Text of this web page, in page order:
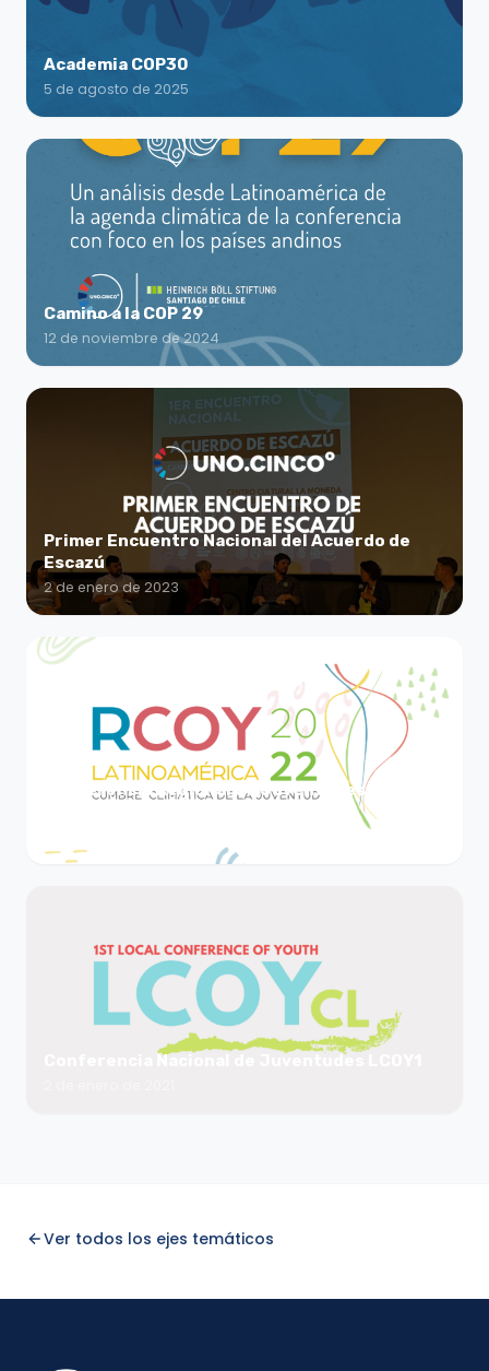
Academia COP30
5 de agosto de 2025
Camino a la COP 29
12 de noviembre de 2024
Primer Encuentro Nacional del Acuerdo de
Escazú
2 de enero de 2023
Conferencia Regional de Juventudes de
Conferencia Nacional de Juventudes LCOY1​
Ver todos los ejes temáticos